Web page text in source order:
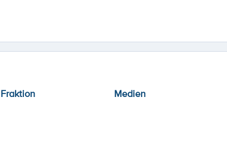
Fraktion Medien